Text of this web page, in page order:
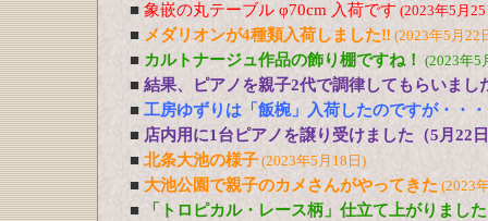
■ 象嵌の丸テーブル φ70cm 入荷です (2023年5月
■ メダリオンが4種類入荷しました‼ (2023年5月22
■ カルトナージュ作品の飾り棚ですね！ (2023年5
■ 結果、ピアノを親子2代で調律してもらいまし
■ 工房ゆずりは「飯椀」入荷したのですが・・・
■ 店内用に1台ピアノを譲り受けました（5月22
■ 北条大池の様子 (2023年5月18日)
■ 大池公園で親子のカメさんがやってきた (2023
■ 「トロピカル・レース柄」仕立て上がりました